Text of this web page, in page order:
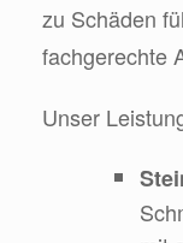
zu Schäden
fachgerechte
Unser